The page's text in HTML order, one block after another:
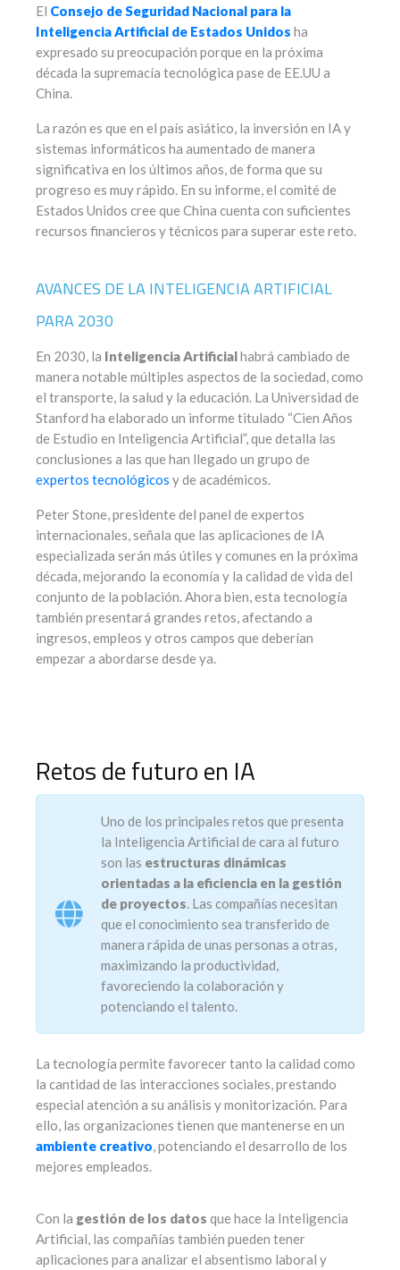
El Consejo de Seguridad Nacional para la
Inteligencia Artificial de Estados Unidos ha
expresado su preocupación porque en la próxima
década la supremacía tecnológica pase de EE.UU a
China.
La razón es que en el país asiático, la inversión en IA y
sistemas informáticos ha aumentado de manera
significativa en los últimos años, de forma que su
progreso es muy rápido. En su informe, el comité de
Estados Unidos cree que China cuenta con suficientes
recursos financieros y técnicos para superar este reto.
AVANCES DE LA INTELIGENCIA ARTIFICIAL
PARA 2030
En 2030, la Inteligencia Artificialhabrá cambiado de
manera notable múltiples aspectos de la sociedad, como
el transporte, la salud y la educación. La Universidad de
Stanford ha elaborado un informe titulado “Cien Años
de Estudio en Inteligencia Artificial”, que detalla las
conclusiones a las que han llegado un grupo de
expertos tecnológicos y de académicos.
Peter Stone, presidente del panel de expertos
internacionales, señala que las aplicaciones de IA
especializada serán más útiles y comunes en la próxima
década, mejorando la economía y la calidad de vida del
conjunto de la población. Ahora bien, esta tecnología
también presentará grandes retos, afectando a
ingresos, empleos y otros campos que deberían
empezar a abordarse desde ya.
Retos de futuro en IA
Uno de los principales retos que presenta
la Inteligencia Artificial de cara al futuro
son las estructuras dinámicas
orientadas a la eficiencia en la gestión
de proyectos. Las compañías necesitan
que el conocimiento sea transferido de
manera rápida de unas personas a otras,
maximizando la productividad,
favoreciendo la colaboración y
potenciando el talento.
La tecnología permite favorecer tanto la calidad como
la cantidad de las interacciones sociales, prestando
especial atención a su análisis y monitorización. Para
ello, las organizaciones tienen que mantenerse en un
ambiente creativo, potenciando el desarrollo de los
mejores empleados.
Con la gestión de los datos que hace la Inteligencia
Artificial, las compañías también pueden tener
aplicaciones para analizar el absentismo laboral y